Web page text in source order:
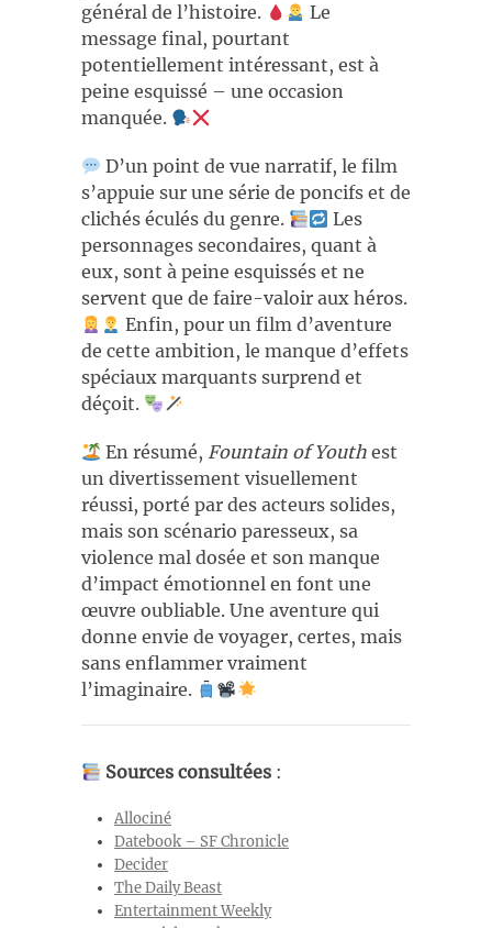
général de l’histoire.
Le
message final, pourtant
potentiellement intéressant, est à
peine esquissé – une occasion
manquée.
D’un point de vue narratif, le film
s’appuie sur une série de poncifs et de
clichés éculés du genre.
Les
personnages secondaires, quant à
eux, sont à peine esquissés et ne
servent que de faire-valoir aux héros.
Enfin, pour un film d’aventure
de cette ambition, le manque d’effets
spéciaux marquants surprend et
déçoit.
En résumé, Fountain of Youth est
un divertissement visuellement
réussi, porté par des acteurs solides,
mais son scénario paresseux, sa
violence mal dosée et son manque
d’impact émotionnel en font une
œuvre oubliable. Une aventure qui
donne envie de voyager, certes, mais
sans enflammer vraiment
l’imaginaire.
Sources consultées :
Allociné
Datebook – SF Chronicle
Decider
The Daily Beast
Entertainment Weekly